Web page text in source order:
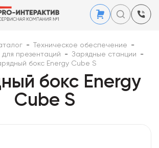
- Техническое обеспечение
-
презентаций
- Зарядные станции
-
бокс Energy Cube S
бокс Energy
Cube S